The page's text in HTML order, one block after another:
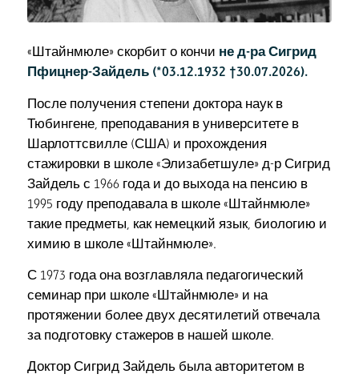
«Штайнмюле» скорбит о кончи не д-ра Сигрид
Пфицнер-Зайдель (*03.12.1932 †30.07.2026).
После получения степени доктора наук в
Тюбингене, преподавания в университете в
Шарлоттсвилле (США) и прохождения
стажировки в школе «Элизабетшуле» д-р Сигрид
Зайдель с 1966 года и до выхода на пенсию в
1995 году преподавала в школе «Штайнмюле»
такие предметы, как немецкий язык, биологию и
химию в школе «Штайнмюле».
С 1973 года она возглавляла педагогический
семинар при школе «Штайнмюле» и на
протяжении более двух десятилетий отвечала
за подготовку стажеров в нашей школе.
Доктор Сигрид Зайдель была авторитетом в